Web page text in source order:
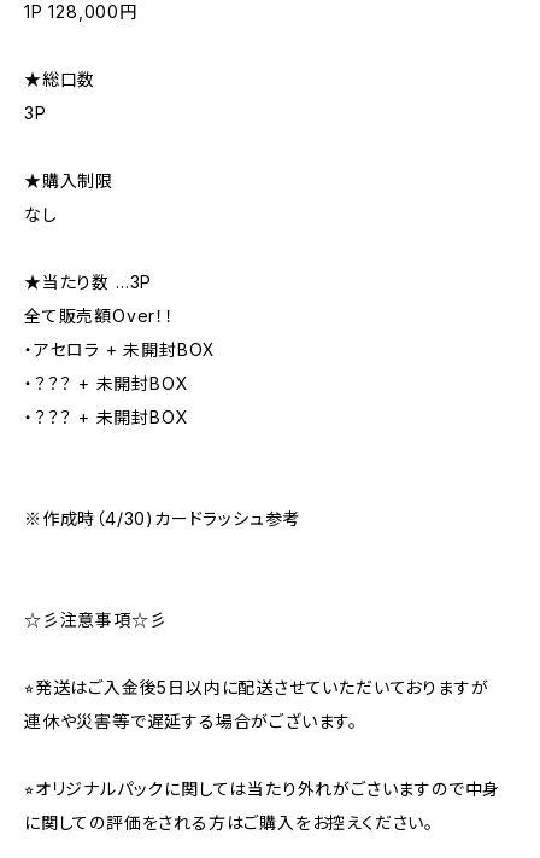
1P 128,000円
★総口数
3P
★購入制限
なし
★当たり数 …3P
全て販売額Over！！
・アセロラ + 未開封BOX
・？？？ + 未開封BOX
・？？？ + 未開封BOX
※作成時（4/30)カードラッシュ参考
☆彡注意事項☆彡
⭐︎発送はご入金後5日以内に配送させていただいておりますが
連休や災害等で遅延する場合がございます。
⭐︎オリジナルパックに関しては当たり外れがごさいますので中身
に関しての評価をされる方はご購入をお控えください。